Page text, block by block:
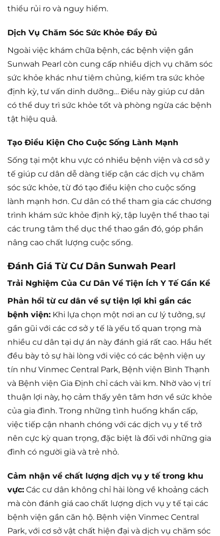
thiểu rủi ro và nguy hiểm.
Dịch Vụ Chăm Sóc Sức Khỏe Đầy Đủ
Ngoài việc khám chữa bệnh, các bệnh viện gần
Sunwah Pearl còn cung cấp nhiều dịch vụ chăm sóc
sức khỏe khác như tiêm chủng, kiểm tra sức khỏe
định kỳ, tư vấn dinh dưỡng… Điều này giúp cư dân
có thể duy trì sức khỏe tốt và phòng ngừa các bệnh
tật hiệu quả.
Tạo Điều Kiện Cho Cuộc Sống Lành Mạnh
Sống tại một khu vực có nhiều bệnh viện và cơ sở y
tế giúp cư dân dễ dàng tiếp cận các dịch vụ chăm
sóc sức khỏe, từ đó tạo điều kiện cho cuộc sống
lành mạnh hơn. Cư dân có thể tham gia các chương
trình khám sức khỏe định kỳ, tập luyện thể thao tại
các trung tâm thể dục thể thao gần đó, góp phần
nâng cao chất lượng cuộc sống.
Đánh Giá Từ Cư Dân Sunwah Pearl
Trải Nghiệm Của Cư Dân Về Tiện Ích Y Tế Gần Kề
Phản hồi từ cư dân về sự tiện lợi khi gần các
bệnh viện: Khi lựa chọn một nơi an cư lý tưởng, sự
gần gũi với các cơ sở y tế là yếu tố quan trọng mà
nhiều cư dân tại dự án này đánh giá rất cao. Hầu hết
đều bày tỏ sự hài lòng với việc có các bệnh viện uy
tín như Vinmec Central Park, Bệnh viện Bình Thạnh
và Bệnh viện Gia Định chỉ cách vài km. Nhờ vào vị trí
thuận lợi này, họ cảm thấy yên tâm hơn về sức khỏe
của gia đình. Trong những tình huống khẩn cấp,
việc tiếp cận nhanh chóng với các dịch vụ y tế trở
nên cực kỳ quan trọng, đặc biệt là đối với những gia
đình có người già và trẻ nhỏ.
Cảm nhận về chất lượng dịch vụ y tế trong khu
vực: Các cư dân không chỉ hài lòng về khoảng cách
mà còn đánh giá cao chất lượng dịch vụ y tế tại các
bệnh viện gần căn hộ. Bệnh viện Vinmec Central
Park, với cơ sở vật chất hiện đại và dịch vụ chăm sóc